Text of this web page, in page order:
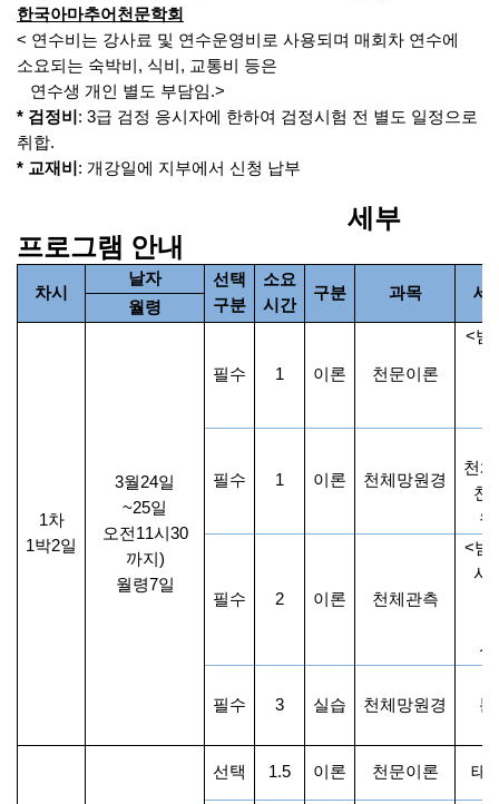
한국아마추어천문학회
< 연수비는 강사료 및 연수운영비로 사용되며 매회차 연수에
소요되는 숙박비 , 식비 , 교통비 등은
연수생 개인 별도 부담임.>
* 검정비 : 3급 검정 응시자에 한하여 검정시험 전 별도 일정으로
취합.
* 교재비 : 개강일에 지부에서 신청 납부
세부
프로그램 안내
차시
날자
선택
구분
소요
시간
구분 과목
세
월령
1차
1박2일
3월24일
~25일
오전 11시 30
까지 )
월령7일
필수 1 이론 천문이론
<밤
필수 1 이론 천체망원경
천
천
필수 2 이론 천체관측
<밤
사
필수 3 실습 천체망원경
선택 1.5 이론 천문이론 태